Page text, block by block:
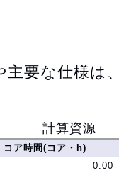
主要な仕様は
計算資源
コア時間(コア・h)
0.00